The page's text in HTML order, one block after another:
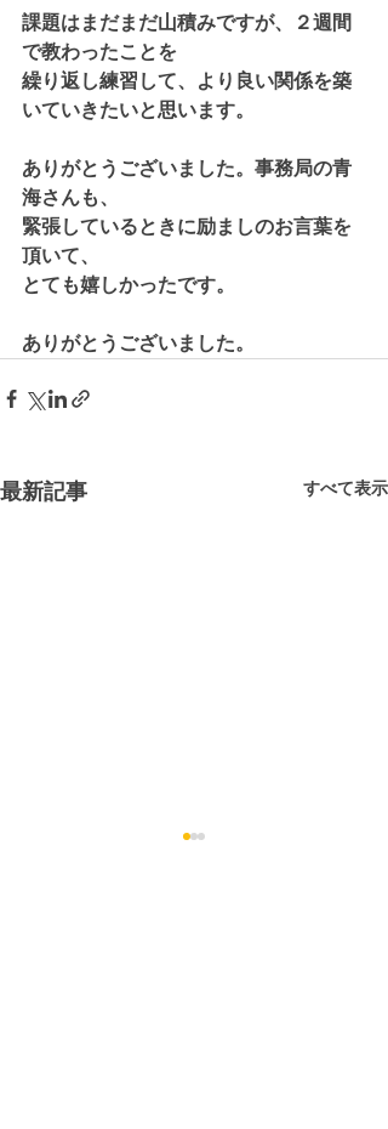
課題はまだまだ山積みですが、２週間
で教わったことを
繰り返し練習して、より良い関係を築
いていきたいと思います。
ありがとうございました。事務局の青
海さんも、
緊張しているときに励ましのお言葉を
頂いて、
とても嬉しかったです。
ありがとうございました。
最新記事 すべて表示